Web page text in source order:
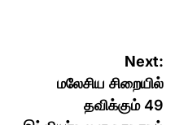
Next:
மலேசிய சிறையில்
தவிக்கும் 49